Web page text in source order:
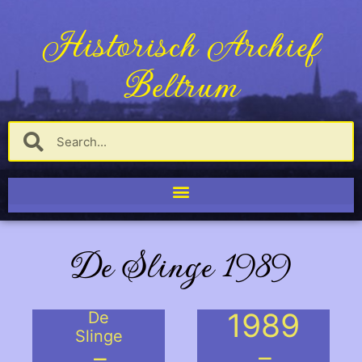
Historisch Archief
Beltrum
De Slinge 1989
De
Slinge
1989